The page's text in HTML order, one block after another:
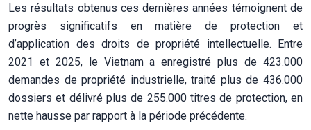
Les résultats obtenus ces dernières années témoignent de
progrès significatifs en matière de protection et
d’application des droits de propriété intellectuelle. Entre
2021 et 2025, le Vietnam a enregistré plus de 423.000
demandes de propriété industrielle, traité plus de 436.000
dossiers et délivré plus de 255.000 titres de protection, en
nette hausse par rapport à la période précédente.